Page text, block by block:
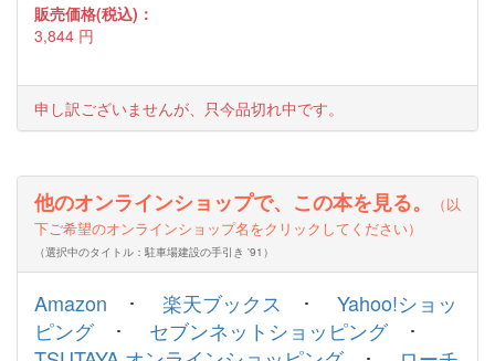
販売価格(税込)：
3,844 円
申し訳ございませんが、只今品切れ中です。
他のオンラインショップで、この本を見る。
（以
下ご希望のオンラインショップ名をクリックしてください）
（選択中のタイトル：駐車場建設の手引き '91）
Amazon ･ 楽天ブックス ･ Yahoo!ショッ
ピング･ セブンネットショッピング･